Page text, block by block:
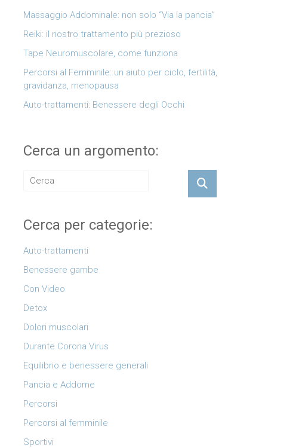
Massaggio Addominale: non solo “Via la pancia”
Reiki: il nostro trattamento più prezioso
Tape Neuromuscolare, come funziona
Percorsi al Femminile: un aiuto per ciclo, fertilità,
gravidanza, menopausa
Auto-trattamenti: Benessere degli Occhi
Cerca un argomento:
Cerca per categorie:
Auto-trattamenti
Benessere gambe
Con Video
Detox
Dolori muscolari
Durante Corona Virus
Equilibrio e benessere generali
Pancia e Addome
Percorsi
Percorsi al femminile
Sportivi